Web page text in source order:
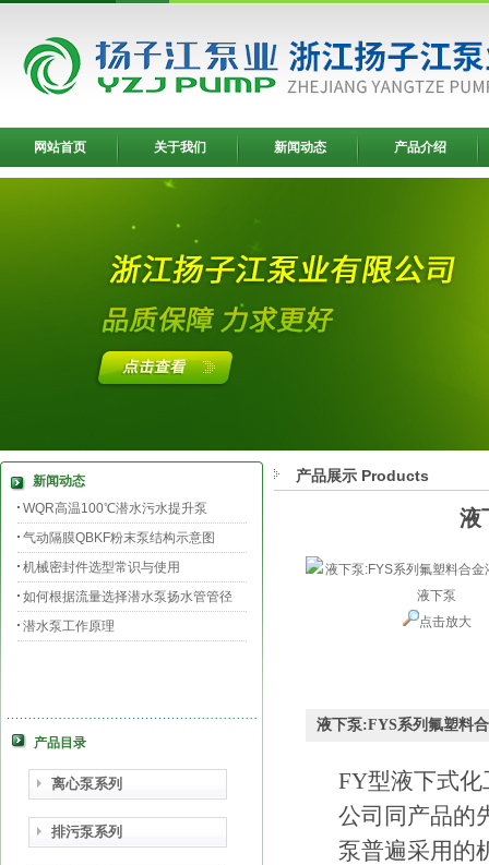
网站首页 关于我们 新闻动态 产品介绍
新闻动态
WQR高温100℃潜水污水提升泵
气动隔膜QBKF粉末泵结构示意图
机械密封件选型常识与使用
如何根据流量选择潜水泵扬水管管径
潜水泵工作原理
产品目录
离心泵系列
排污泵系列
产品展示 Products
液
点击放大
液下泵:FYS系列氟塑料
FY型液下式
公司同产品的
泵普遍采用的